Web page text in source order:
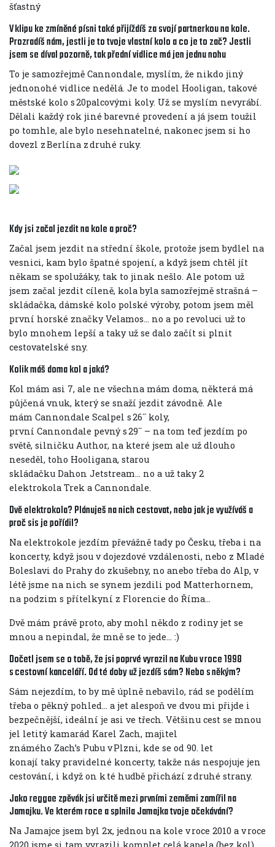
šťastný
V klipu ke zmíněné písni také přijíždíš za svojí partnerkou na kole.
Prozradíš nám, jestli je to tvoje vlastní kolo a co je to zač? Jestli
jsem se díval pozorně, tak přední vidlice má jen jednu nohu
To je samozřejmě Cannondale, myslím, že nikdo jiný
jednonohé vidlice nedělá. Je to model Hooligan, takové
městské kolo s 20palcovými koly. Už se myslím nevyrábí.
Dělali každý rok jiné barevné provedení a já jsem toužil
po tomhle, ale bylo nesehnatelné, nakonec jsem si ho
dovezl z Berlína z druhé ruky.
Kdy jsi začal jezdit na kole a proč?
Začal jsem jezdit na střední škole, protože jsem bydlel na
vesnici, kam bylo špatné spojení, a když jsem chtěl jít
někam se spolužáky, tak to jinak nešlo. Ale potom už
jsem začal jezdit cíleně, kola byla samozřejmě strašná –
skládačka, dámské kolo polské výroby, potom jsem měl
první horské značky Velamos… no a po revoluci už to
bylo mnohem lepší a taky už se dalo začít si plnit
cestovatelské sny.
Kolik máš doma kol a jaká?
Kol mám asi 7, ale ne všechna mám doma, některá má
půjčená vnuk, který se snaží jezdit závodně. Ale
mám Cannondale Scalpel s 26´´ koly,
první Cannondale pevný s 29´´ – na tom teď jezdím po
světě, silničku Author, na které jsem ale už dlouho
neseděl, toho Hooligana, starou
skládačku Dahon Jetstream… no a už taky 2
elektrokola Trek a Cannondale.
Dvě elektrokola? Plánuješ na nich cestovat, nebo jak je využíváš a
proč sis je pořídil?
Na elektrokole jezdím převážně tady po Česku, třeba i na
koncerty, když jsou v dojezdové vzdálenosti, nebo z Mladé
Boleslavi do Prahy do zkušebny, no anebo třeba do Alp, v
létě jsme na nich se synem jezdili pod Matterhornem,
na podzim s přítelkyní z Florencie do Říma…
Dvě mám právě proto, aby mohl někdo z rodiny jet se
mnou a nepindal, že mně se to jede… :)
Dočetl jsem se o tobě, že jsi poprvé vyrazil na Kubu v roce 1998
s cestovní kanceláří. Od té doby už jezdíš sám? Nebo s někým?
Sám nejezdím, to by mě úplně nebavilo, rád se podělím
třeba o pěkný pohled… a jet alespoň ve dvou mi přijde i
bezpečnější, ideální je asi ve třech. Většinu cest se mnou
jel letitý kamarád Karel Zach, majitel
známého Zach’s Pubu v Plzni, kde se od 90. let
konají taky pravidelné koncerty, takže nás nespojuje jen
cestování, i když on k té hudbě přichází z druhé strany.
Jako reggae zpěvák jsi určitě mezi prvními zeměmi zamířil na
Jamajku. Ve kterém roce a splnila Jamajka tvoje očekávání?
Na Jamajce jsem byl 2x, jednou na kole v roce 2010 a v roce